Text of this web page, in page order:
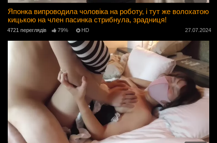
Японка випроводила чоловіка на роботу, і тут же волохатою
кицькою на член пасинка стрибнула, зрадниця!
4721 переглядів 79% HD 27.07.2024